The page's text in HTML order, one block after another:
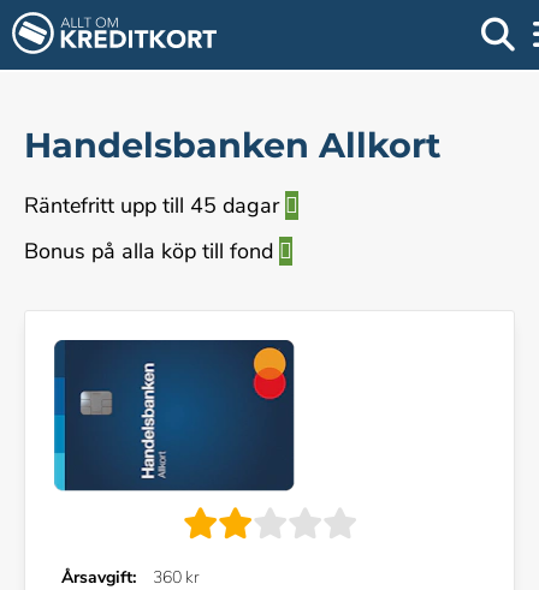
Handelsbanken Allkort
Räntefritt upp till 45 dagar
Bonus på alla köp till fond
Årsavgift:
360 kr